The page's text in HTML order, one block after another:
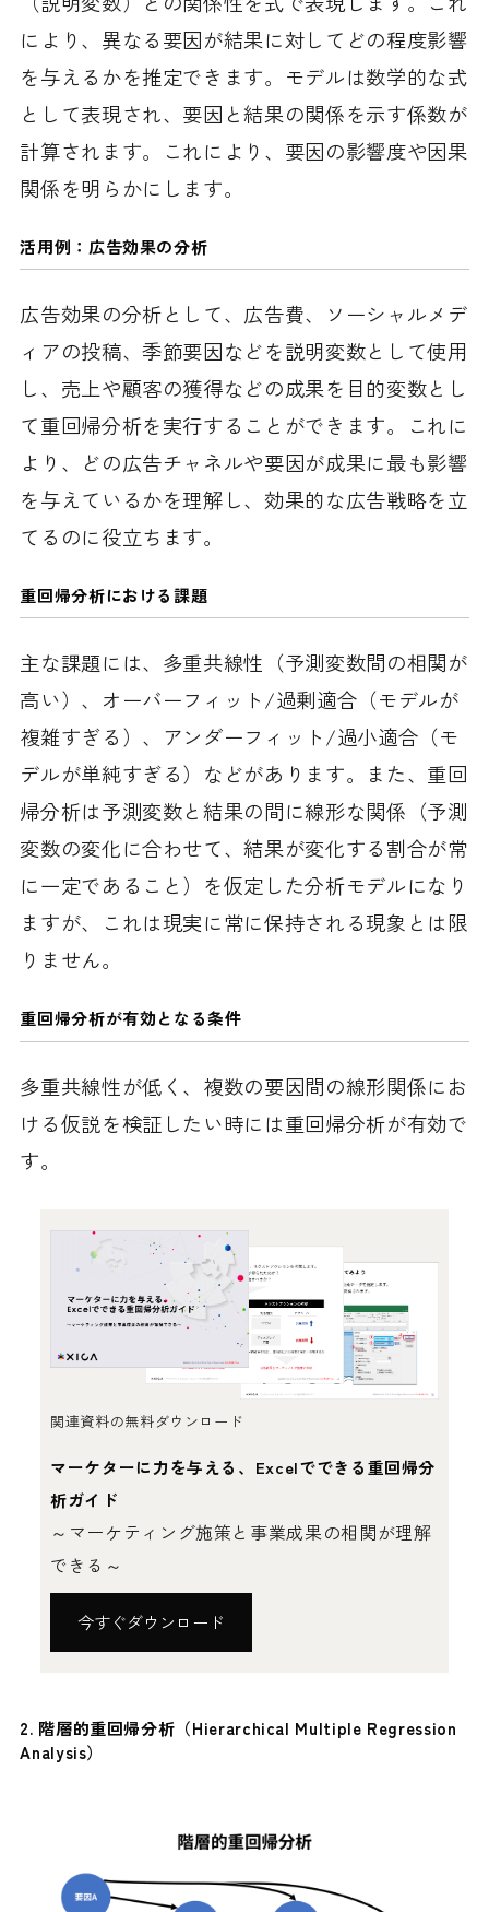
により、異なる要因が結果に対してどの程度影響
を与えるかを推定できます。モデルは数学的な式
として表現され、要因と結果の関係を示す係数が
計算されます。これにより、要因の影響度や因果
関係を明らかにします。
活用例：広告効果の分析
広告効果の分析として、広告費、ソーシャルメデ
ィアの投稿、季節要因などを説明変数として使用
し、売上や顧客の獲得などの成果を目的変数とし
て重回帰分析を実行することができます。これに
より、どの広告チャネルや要因が成果に最も影響
を与えているかを理解し、効果的な広告戦略を立
てるのに役立ちます。
重回帰分析における課題
主な課題には、多重共線性（予測変数間の相関が
高い）、オーバーフィット/過剰適合（モデルが
複雑すぎる）、アンダーフィット/過小適合（モ
デルが単純すぎる）などがあります。また、重回
帰分析は予測変数と結果の間に線形な関係（予測
変数の変化に合わせて、結果が変化する割合が常
に一定であること）を仮定した分析モデルになり
ますが、これは現実に常に保持される現象とは限
りません。
重回帰分析が有効となる条件
多重共線性が低く、複数の要因間の線形関係にお
ける仮説を検証したい時には重回帰分析が有効で
す。
関連資料の無料ダウンロード
マーケターに力を与える、Excelでできる重回帰分
析ガイド
～マーケティング施策と事業成果の相関が理解
できる～
今すぐダウンロード
2. 階層的重回帰分析（Hierarchical Multiple Regression
Analysis）